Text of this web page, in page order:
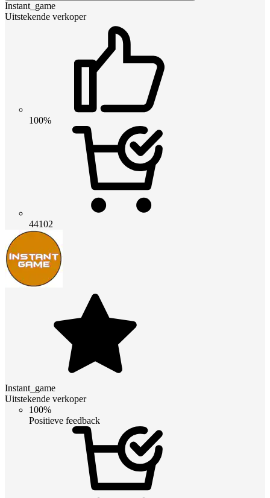
Instant_game
Uitstekende verkoper
100%
44102
Instant_game
Uitstekende verkoper
100%
Positieve feedback